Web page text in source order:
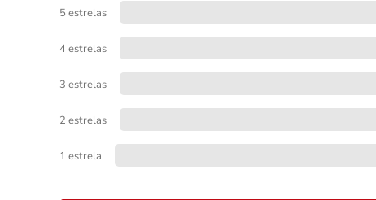
5 estrelas
4 estrelas
3 estrelas
2 estrelas
1 estrela